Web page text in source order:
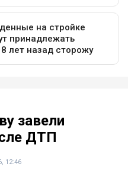
завели
ДТП
12:46